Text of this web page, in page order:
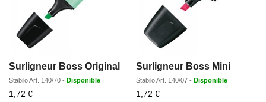
Surligneur Boss Original
StabiloArt. 140/70 - Disponible
1,72 €Prix
Surligneur Boss Mini
StabiloArt. 140/07 - Disponible
1,72 €Prix